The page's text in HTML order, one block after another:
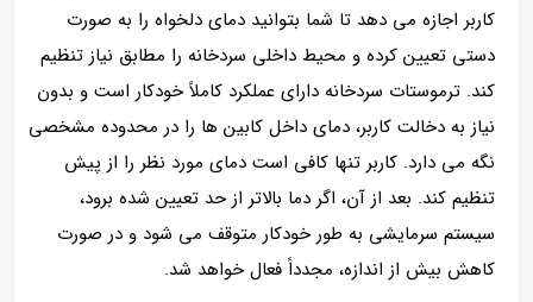
کاربر اجازه می‌ دهد تا شما بتوانید دمای دلخواه را به‌ صورت
دستی تعیین کرده و محیط داخلی سردخانه را مطابق نیاز تنظیم
کند. ترموستات سردخانه دارای عملکرد کاملاً خودکار است و بدون
نیاز به دخالت کاربر، دمای داخل کابین‌ ها را در محدوده مشخصی
نگه می‌ دارد. کاربر تنها کافی است دمای مورد نظر را از پیش
تنظیم کند. بعد از آن، اگر دما بالاتر از حد تعیین‌ شده برود،
سیستم سرمایشی به‌ طور خودکار متوقف می‌ شود و در صورت
کاهش بیش از اندازه، مجدداً فعال خواهد شد.